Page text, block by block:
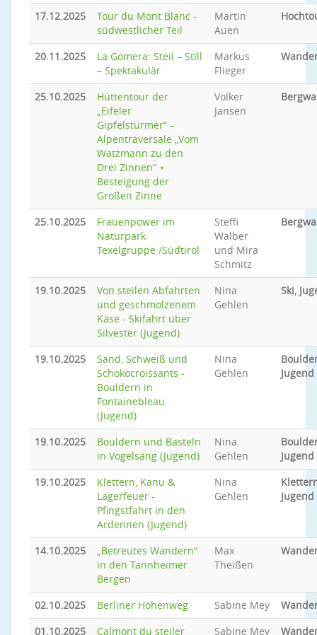
17.12.2025
Tour du Mont Blanc -
südwestlicher Teil
Martin
Auen
20.11.2025
La Gomera: Steil – Still
– Spektakulär
Markus
Flieger
25.10.2025
Hüttentour der
„Eifeler
Gipfelstürmer“ –
Alpentraversale „Vom
Watzmann zu den
Drei Zinnen“ +
Besteigung der
Großen Zinne
Volker
Jansen
25.10.2025
Frauenpower im
Naturpark
Texelgruppe /Südtirol
Steffi
Walber
und Mira
Schmitz
19.10.2025
Von steilen Abfahrten
und geschmolzenem
Käse - Skifahrt über
Silvester (Jugend)
Nina
Gehlen
Ski,
19.10.2025
Sand, Schweiß und
Schokocroissants -
Bouldern in
Fontainebleau
(Jugend)
Nina
Gehlen
Jugend
19.10.2025
Bouldern und Basteln
in Vogelsang (Jugend)
Nina
Gehlen
Jugend
19.10.2025
Klettern, Kanu &
Lagerfeuer -
Pfingstfahrt in den
Ardennen (Jugend)
Nina
Gehlen
Jugend
14.10.2025
„Betreutes Wandern“
in den Tannheimer
Bergen
Max
Theißen
02.10.2025 Berliner Höhenweg Sabine Mey
01.10.2025
Calmont du steiler
Sabine Mey